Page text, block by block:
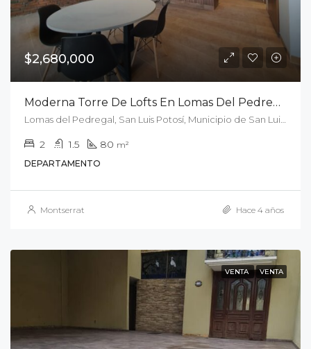
$2,680,000
Moderna Torre De Lofts En Lomas Del Pedregal
2 1.5 80 m²
DEPARTAMENTO
Montserrat Hace 4 años
VENTA VENTA